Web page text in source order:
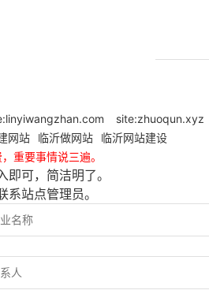
site:zhuoqun.xyz
网站 临沂做网站 临沂网站建设
重要事情说三遍。
可，简洁明了。
站点管理员。